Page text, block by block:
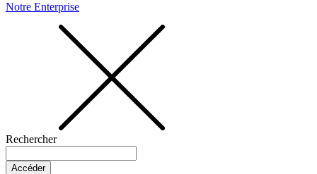
Notre Enterprise
Rechercher